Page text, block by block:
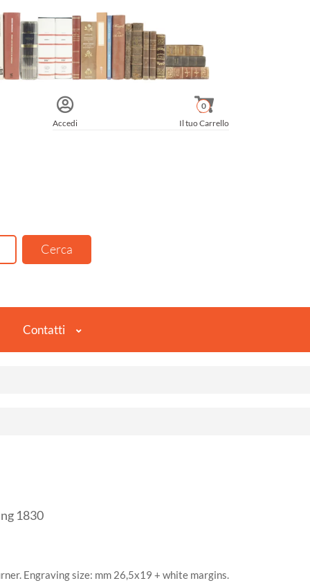
Accedi Il tuo Carrello
0
Contatti
1830
Engraving size: mm 26,5x19 + white margins.